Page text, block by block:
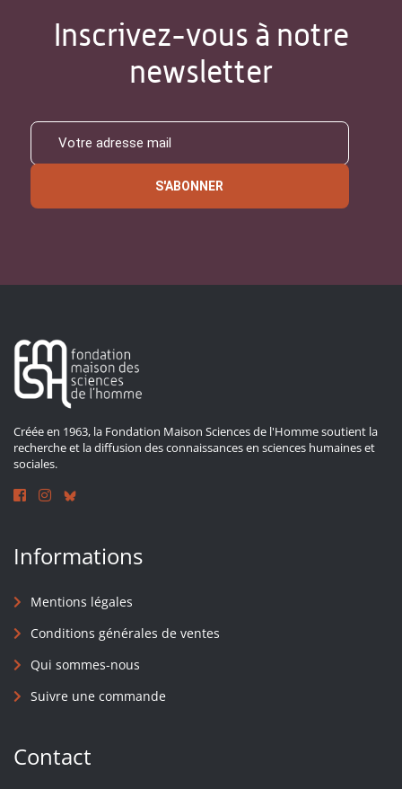
Inscrivez-vous à notre
newsletter
S'ABONNER
Créée en 1963, la Fondation Maison Sciences de l'Homme soutient la
recherche et la diffusion des connaissances en sciences humaines et
sociales.
Informations
Mentions légales
Conditions générales de ventes
Qui sommes-nous
Suivre une commande
Contact